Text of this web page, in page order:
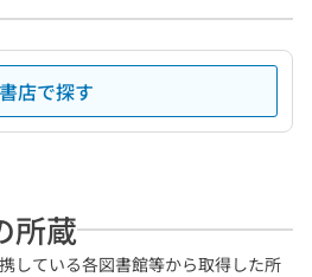
書店で探す
所蔵
している各図書館等から取得した所